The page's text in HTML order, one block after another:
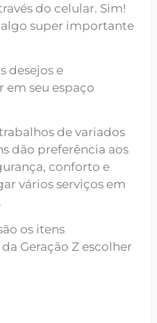
do celular. Sim!
super importante
desejos e
em seu espaço
de variados
dão preferência aos
, conforto e
vários serviços em
.
os itens
Geração Z escolher